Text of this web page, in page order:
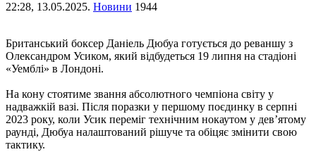
22:28, 13.05.2025. Новини 1944
Британський боксер Даніель Дюбуа готується до реваншу з
Олександром Усиком, який відбудеться 19 липня на стадіоні
«Уемблі» в Лондоні.
На кону стоятиме звання абсолютного чемпіона світу у
надважкій вазі. Після поразки у першому поєдинку в серпні
2023 року, коли Усик переміг технічним нокаутом у дев’ятому
раунді, Дюбуа налаштований рішуче та обіцяє змінити свою
тактику.